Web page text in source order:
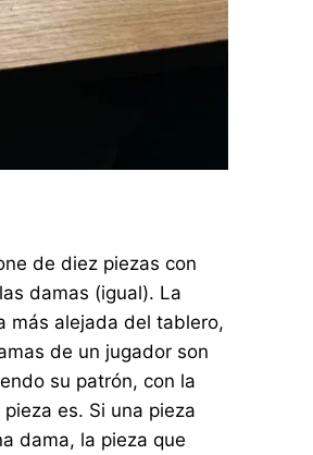
de diez piezas con
damas (igual). La
más alejada del tablero,
de un jugador son
su patrón, con la
es. Si una pieza
dama, la pieza que